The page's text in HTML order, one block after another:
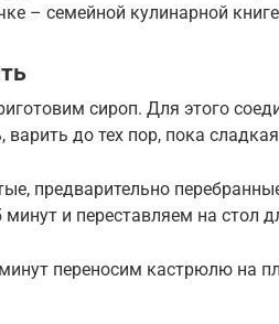
– семейной кулинарной
сироп. Для этого
варить до тех пор, пока
предварительно
и переставляем на стол
переносим кастрюлю на